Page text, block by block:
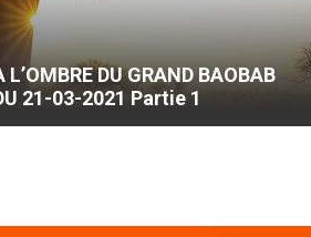
21-03-2021 Partie 1